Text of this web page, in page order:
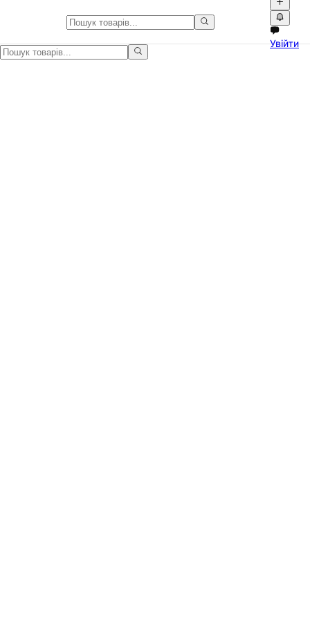
Оренда кімнат в Україні
Оренда кімнат в Україні на Npati. Знімайте або здавайте
Увійти